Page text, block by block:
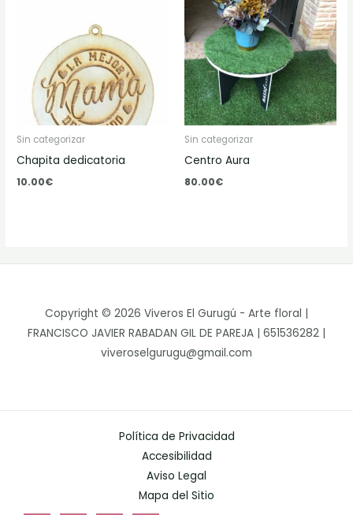
Sin categorizar
Chapita dedicatoria
10.00€
Sin categorizar
Centro Aura
80.00€
Copyright © 2026 Viveros El Gurugú - Arte floral |
FRANCISCO JAVIER RABADAN GIL DE PAREJA | 651536282 |
viveroselgurugu@gmail.com
Política de Privacidad
Accesibilidad
Aviso Legal
Mapa del Sitio